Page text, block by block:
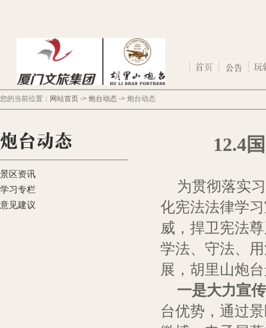
您的当前位置： 网站首页 -> 炮台动态 -> 炮台动态
景区资讯
学习专栏
意见建议
12.4
为贯彻落实
化宪法法律学
威，捍卫宪法
学法、守法、
展，胡里山炮
一是大力宣
台优势，通过